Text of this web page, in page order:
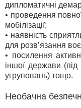
дипломатичні
• проведення
мобілізації;
• наявність
для розв’язання
• посилення
іншої держави
угруповань) тощо.
Необачна